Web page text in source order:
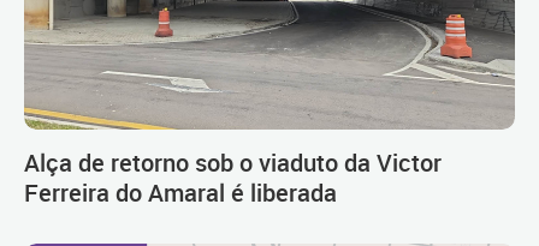
Alça de retorno sob o viaduto da Victor
Ferreira do Amaral é liberada